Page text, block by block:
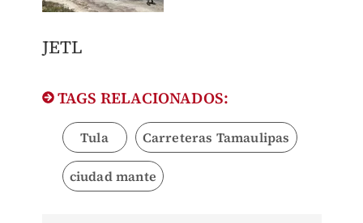
JETL
TAGS RELACIONADOS:
Tula Carreteras Tamaulipas
ciudad mante